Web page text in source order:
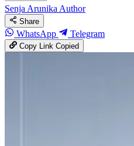
Senja ArunikaAuthor
Share
WhatsApp Telegram
Copy LinkCopied